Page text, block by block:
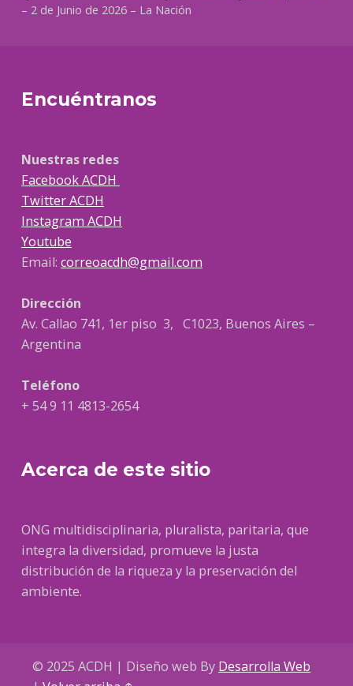
– 2 de Junio de 2026 – La Nación
Encuéntranos
Nuestras redes
Facebook ACDH
Twitter ACDH
Instagram ACDH
Youtube
Email: correoacdh@gmail.com
Dirección
Av. Callao 741, 1er piso 3, C1023, Buenos Aires –
Argentina
Teléfono
+ 54 9 11 4813-2654
Acerca de este sitio
ONG multidisciplinaria, pluralista, paritaria, que
integra la diversidad, promueve la justa
distribución de la riqueza y la preservación del
ambiente.
© 2025 ACDH | Diseño web By Desarrolla Web